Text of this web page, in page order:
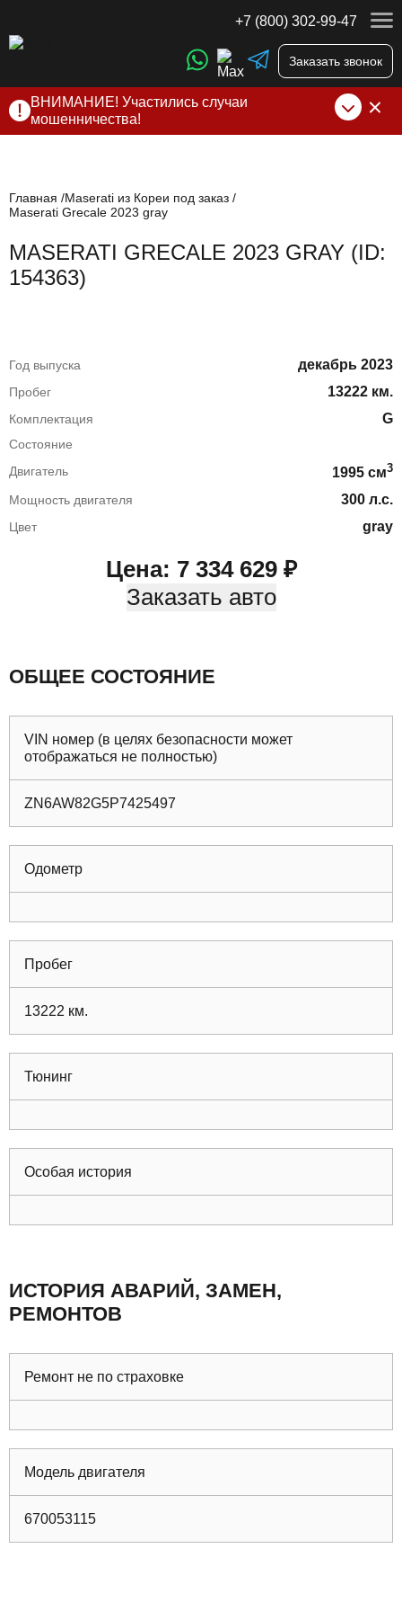
+7 (800) 302-99-47
Заказать звонок
ВНИМАНИЕ! Участились случаи
мошенничества!
нами по официальнымконтактам, указанным в соц сетях
и на сайте
Главная
Maserati из Кореи под заказ
Maserati Grecale 2023 gray
MASERATI GRECALE 2023 GRAY (ID:
154363)
Год выпуска декабрь 2023
Пробег 13222 км.
Комплектация G
Состояние
Двигатель
1995 cм3
Мощность двигателя 300 л.с.
Цвет gray
Цена: 7 334 629₽
Заказать авто
ОБЩЕЕ СОСТОЯНИЕ
VIN номер (в целях безопасности может
отображаться не полностью)
ZN6AW82G5P7425497
Одометр
Пробег
13222 км.
Тюнинг
Особая история
ИСТОРИЯ АВАРИЙ, ЗАМЕН,
РЕМОНТОВ
Ремонт не по страховке
Модель двигателя
670053115